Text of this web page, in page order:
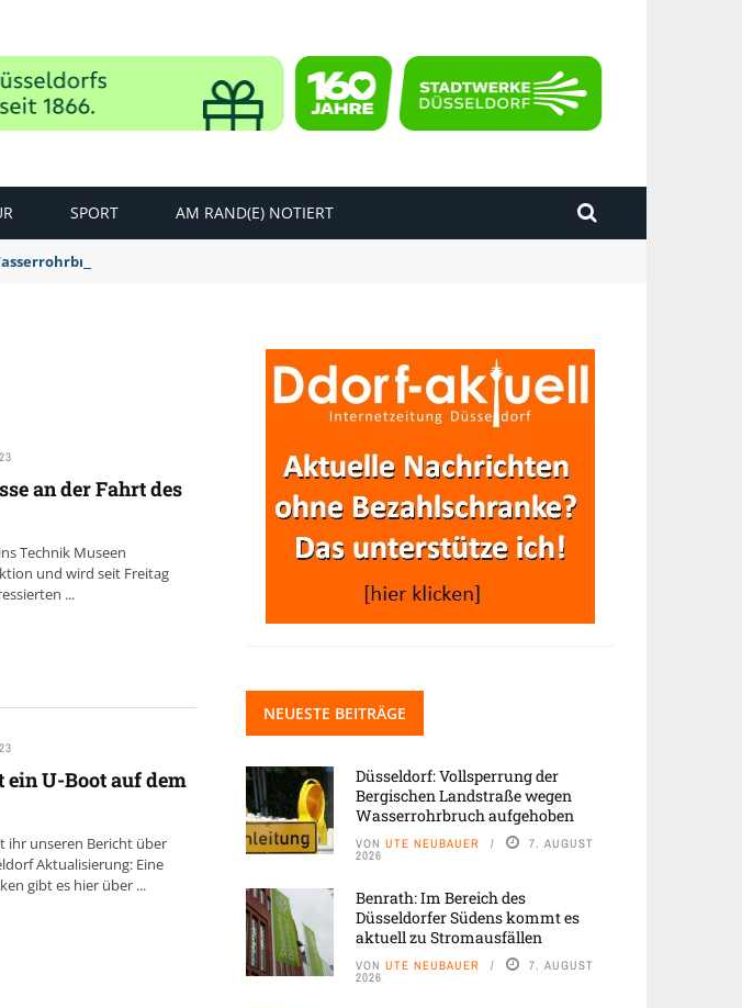
SPORT AM RAND(E) NOTIERT
aufgehoben
an der Fahrt des
Technik Museen
und wird seit Freitag
...
U-Boot auf dem
ihr unseren Bericht über
Aktualisierung: Eine
gibt es hier über ...
NEUESTE BEITRÄGE
Düsseldorf: Vollsperrung der
Bergischen Landstraße wegen
Wasserrohrbruch aufgehoben
VON UTE NEUBAUER 7. AUGUST
2026
Benrath: Im Bereich des
Düsseldorfer Südens kommt es
aktuell zu Stromausfällen
VON UTE NEUBAUER 7. AUGUST
2026